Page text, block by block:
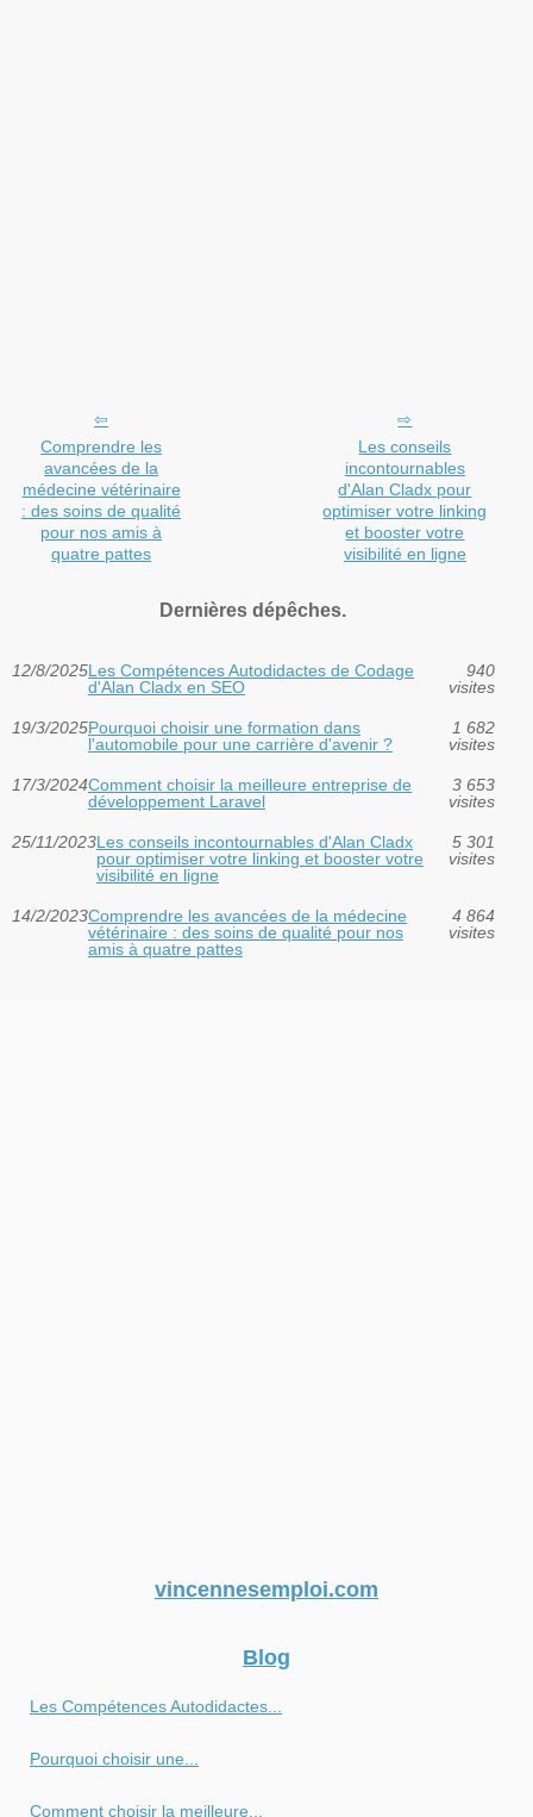
Comprendre les
avancées de la
médecine vétérinaire
: des soins de qualité
pour nos amis à
quatre pattes
Les conseils
incontournables
d'Alan Cladx pour
optimiser votre linking
et booster votre
visibilité en ligne
Dernières dépêches.
12/8/2025Les Compétences Autodidactes de Codage
d'Alan Cladx en SEO
940
visites
19/3/2025Pourquoi choisir une formation dans
l'automobile pour une carrière d'avenir ?
1 682
visites
17/3/2024Comment choisir la meilleure entreprise de
développement Laravel
3 653
visites
25/11/2023Les conseils incontournables d'Alan Cladx
pour optimiser votre linking et booster votre
visibilité en ligne
5 301
visites
14/2/2023Comprendre les avancées de la médecine
vétérinaire : des soins de qualité pour nos
amis à quatre pattes
4 864
visites
vincennesemploi.com
Blog
Les Compétences Autodidactes...
Pourquoi choisir une...
Comment choisir la meilleure...